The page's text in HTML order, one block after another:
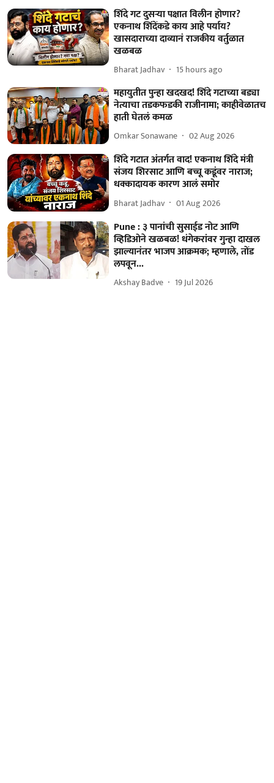
शिंदे गट दुसऱ्या पक्षात विलीन होणार?
एकनाथ शिंदेंकडे काय आहे पर्याय?
खासदाराच्या दाव्यानं राजकीय वर्तुळात
खळबळ
Bharat Jadhav 15 hours ago
महायुतीत पुन्हा खदखद! शिंदे गटाच्या बड्या
नेत्याचा तडकफडकी राजीनामा; काहीवेळातच
हाती घेतलं कमळ
Omkar Sonawane 02 Aug 2026
शिंदे गटात अंतर्गत वाद! एकनाथ शिंदे मंत्री
संजय शिरसाट आणि बच्चू कडूंवर नाराज;
धक्कादायक कारण आलं समोर
Bharat Jadhav 01 Aug 2026
Pune : ३ पानांची सुसाईड नोट आणि
व्हिडिओने खळबळ! धंगेकरांवर गुन्हा दाखल
झाल्यानंतर भाजप आक्रमक; म्हणाले, तोंड
लपवून...
Akshay Badve 19 Jul 2026